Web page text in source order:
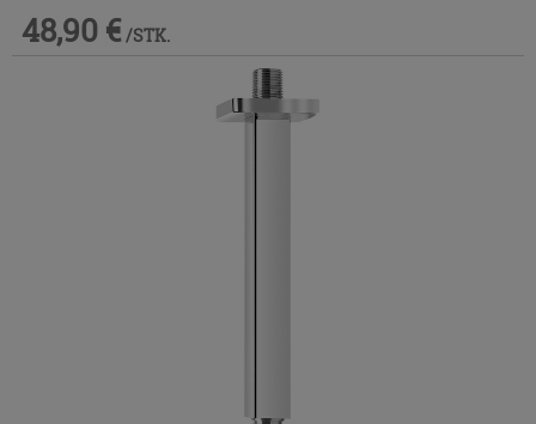
48,90 € /STK.